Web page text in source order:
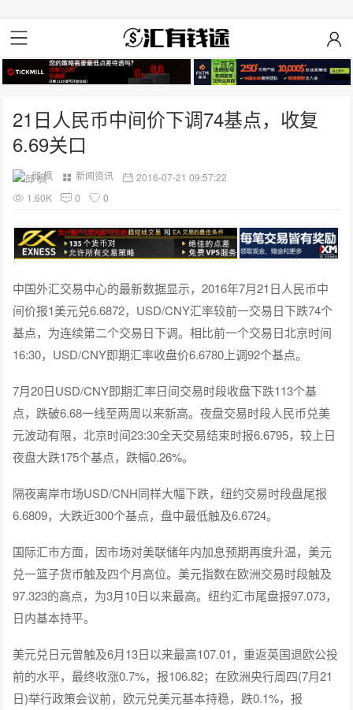
21日人民币中间价下调74基点，收复
6.69关口
邱 枫 新闻资讯
2016-07-21 09:57:22
1.60K
0 0
中国外汇交易中心的最新数据显示，2016年7月21日人民币中
间价报1美元兑6.6872，USD/CNY汇率较前一交易日下跌74个
基点，为连续第二个交易日下调。相比前一个交易日北京时间
16:30，USD/CNY即期汇率收盘价6.6780上调92个基点。
7月20日USD/CNY即期汇率日间交易时段收盘下跌113个基
点，跌破6.68一线至两周以来新高。夜盘交易时段人民币兑美
元波动有限，北京时间23:30全天交易结束时报6.6795，较上日
夜盘大跌175个基点，跌幅0.26%。
隔夜离岸市场USD/CNH同样大幅下跌，纽约交易时段盘尾报
6.6809，大跌近300个基点，盘中最低触及6.6724。
国际汇市方面，因市场对美联储年内加息预期再度升温，美元
兑一篮子货币触及四个月高位。美元指数在欧洲交易时段触及
97.323的高点，为3月10日以来最高。纽约汇市尾盘报97.073，
日内基本持平。
美元兑日元曾触及6月13日以来最高107.01，重返英国退欧公投
前的水平，最终收涨0.7%，报106.82；在欧洲央行周四(7月21
日)举行政策会议前，欧元兑美元基本持稳，跌0.1%，报